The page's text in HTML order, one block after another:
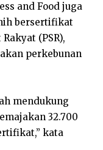
and Food juga
bersertifikat
(PSR),
perkebunan
mendukung
32.700
kata